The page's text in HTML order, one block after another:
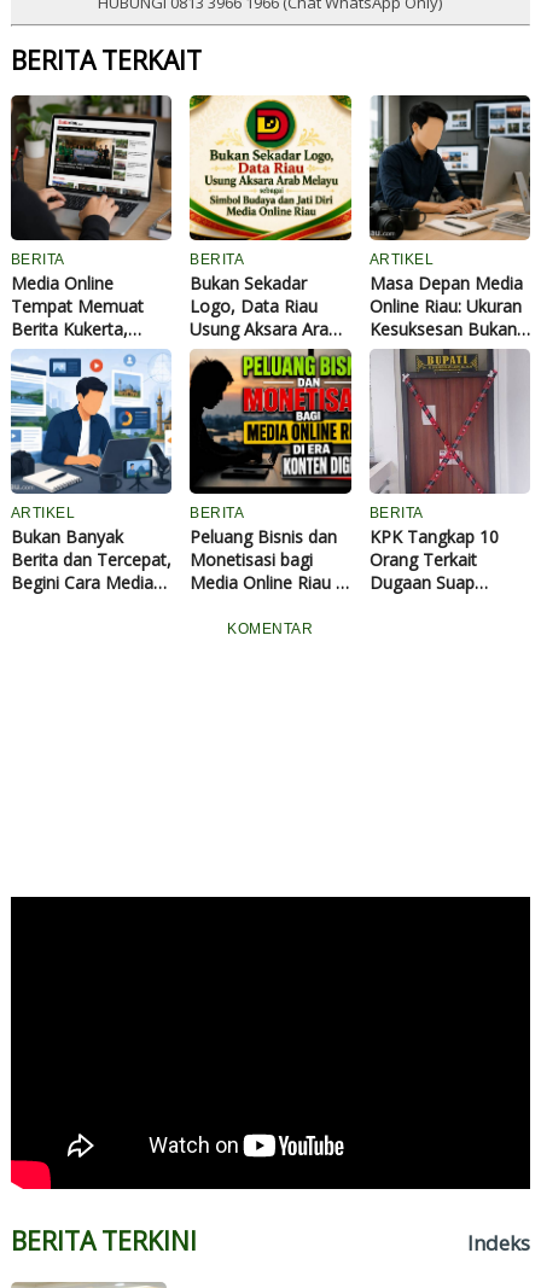
BERITA TERKAIT
BERITA
Media Online
Tempat Memuat
Berita Kukerta,
Ribuan Artikel
Mahasiswa Tayang
di Data Riau
BERITA
Bukan Sekadar
Logo, Data Riau
Usung Aksara Arab
Melayu sebagai
Simbol Budaya dan
Jati Diri Media
Online Riau
ARTIKEL
Masa Depan Media
Online Riau: Ukuran
Kesuksesan Bukan
Lagi Banyak
Pembaca dan
Jumlah Berita
ARTIKEL
Bukan Banyak
Berita dan Tercepat,
Begini Cara Media
BERITA
Peluang Bisnis dan
Monetisasi bagi
Media Online Riau di
BERITA
KPK Tangkap 10
Orang Terkait
Dugaan Suap
KOMENTAR
BERITA TERKINI Indeks